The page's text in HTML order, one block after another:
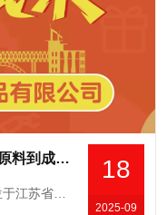
18
2025-09
相约南京秋糖！常州**保健食品从原料到成品的品质坚守，诚邀品鉴洽谈